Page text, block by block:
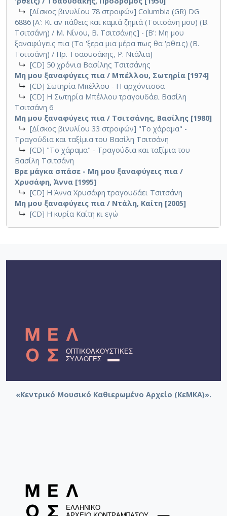
↳ [Δίσκος βινυλίου 78 στροφών] Columbia (GR) DG
6886 [Α': Κι αν πάθεις και καμιά ζημιά (Τσιτσάνη μου) (Β.
Τσιτσάνη) / Μ. Νίνου, Β. Τσιτσάνης] - [Β': Μη μου
ξαναφύγεις πια (Το 'ξερα μια μέρα πως θα 'ρθεις) (Β.
Τσιτσάνη) / Πρ. Τσαουσάκης, Ρ. Ντάλια]
↳ [CD] 50 χρόνια Βασίλης Τσιτσάνης
Μη μου ξαναφύγεις πια / Μπέλλου, Σωτηρία [1974]
↳ [CD] Σωτηρία Μπέλλου - Η αρχόντισσα
↳ [CD] Η Σωτηρία Μπέλλου τραγουδάει Βασίλη
Τσιτσάνη 6
Μη μου ξαναφύγεις πια / Τσιτσάνης, Βασίλης [1980]
↳ [Δίσκος βινυλίου 33 στροφών] "Το χάραμα" -
Τραγούδια και ταξίμια του Βασίλη Τσιτσάνη
↳ [CD] "Το χάραμα" - Τραγούδια και ταξίμια του
Βασίλη Τσιτσάνη
Βρε μάγκα σπάσε - Μη μου ξαναφύγεις πια /
Χρυσάφη, Άννα [1995]
↳ [CD] Η Άννα Χρυσάφη τραγουδάει Τσιτσάνη
Μη μου ξαναφύγεις πια / Ντάλη, Καίτη [2005]
↳ [CD] Η κυρία Καίτη κι εγώ
«Κεντρικό Μουσικό Καθιερωμένο Αρχείο (ΚεΜΚΑ)».